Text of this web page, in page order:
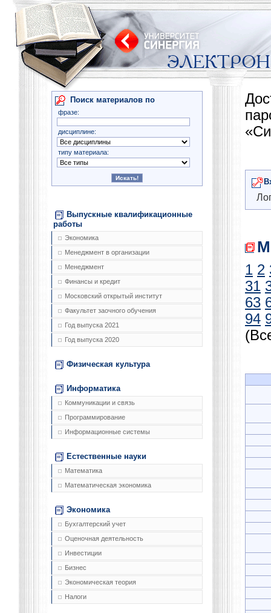
Поиск материалов по
фразе:
дисциплине:
типу материала:
Выпускные квалификационные
работы
Экономика
Менеджмент в организации
Менеджмент
Финансы и кредит
Московский открытый институт
Факультет заочного обучения
Год выпуска 2021
Год выпуска 2020
Физическая культура
Информатика
Коммуникации и связь
Программирование
Информационные системы
Естественные науки
Математика
Математическая экономика
Экономика
Бухгалтерский учет
Оценочная деятельность
Инвестиции
Бизнес
Экономическая теория
Налоги
1 2
31
63
94